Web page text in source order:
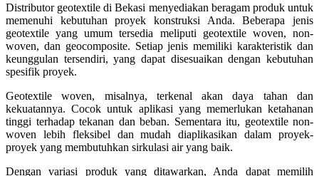
Distributor geotextile di Bekasi menyediakan beragam produk untuk
memenuhi kebutuhan proyek konstruksi Anda. Beberapa jenis
geotextile yang umum tersedia meliputi geotextile woven, non-
woven, dan geocomposite. Setiap jenis memiliki karakteristik dan
keunggulan tersendiri, yang dapat disesuaikan dengan kebutuhan
spesifik proyek.
Geotextile woven, misalnya, terkenal akan daya tahan dan
kekuatannya. Cocok untuk aplikasi yang memerlukan ketahanan
tinggi terhadap tekanan dan beban. Sementara itu, geotextile non-
woven lebih fleksibel dan mudah diaplikasikan dalam proyek-
proyek yang membutuhkan sirkulasi air yang baik.
Dengan variasi produk yang ditawarkan, Anda dapat memilih